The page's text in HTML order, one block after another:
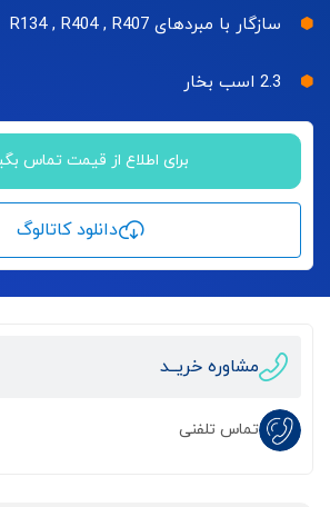
سازگار با مبردهای R134 , R404 , R407
2.3 اسب بخار
برای اطلاع از قیمت تماس
دانلود کاتالوگ
مشاوره خریــد
تماس تلفنی